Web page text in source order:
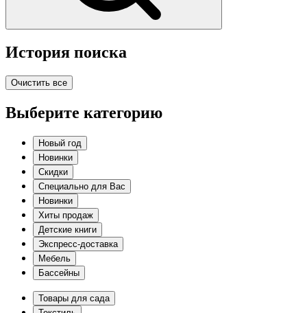
История поиска
Очистить все
Выберите категорию
Новый год
Новинки
Скидки
Специально для Вас
Новинки
Хиты продаж
Детские книги
Экспресс-доставка
Мебель
Бассейны
Товары для сада